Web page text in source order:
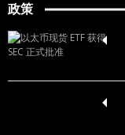
政策